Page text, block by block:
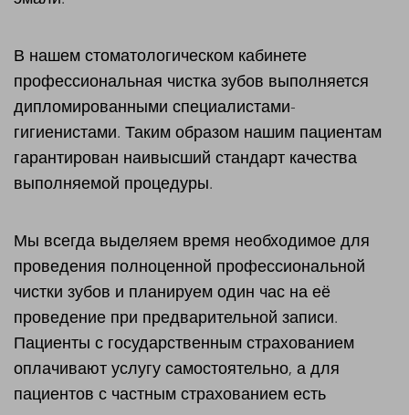
В нашем стоматологическом кабинете
профессиональная чистка зубов выполняется
дипломированными специалистами-
гигиенистами. Таким образом нашим пациентам
гарантирован наивысший стандарт качества
выполняемой процедуры.
Мы всегда выделяем время необходимое для
проведения полноценной профессиональной
чистки зубов и планируем один час на её
проведение при предварительной записи.
Пациенты с государственным страхованием
оплачивают услугу самостоятельно, а для
пациентов с частным страхованием есть